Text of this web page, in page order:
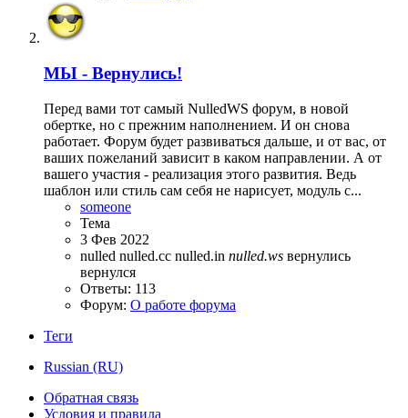
МЫ - Вернулись!
Перед вами тот самый NulledWS форум, в новой
обертке, но с прежним наполнением. И он снова
работает. Форум будет развиваться дальше, и от вас, от
ваших пожеланий зависит в каком направлении. А от
вашего участия - реализация этого развития. Ведь
шаблон или стиль сам себя не нарисует, модуль с...
someone
Тема
3 Фев 2022
nulled nulled.cc nulled.in nulled.ws вернулись
вернулся
Ответы: 113
Форум: О работе форума
Теги
Russian (RU)
Обратная связь
Условия и правила